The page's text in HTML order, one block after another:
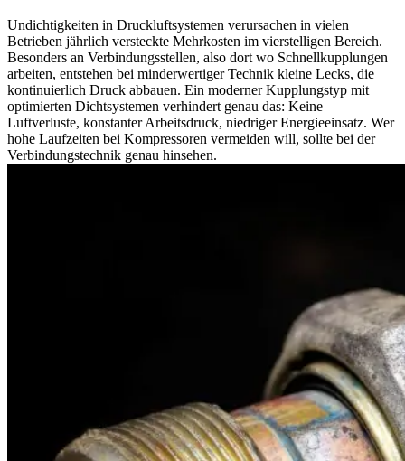
Undichtigkeiten in Druckluftsystemen verursachen in vielen
Betrieben jährlich versteckte Mehrkosten im vierstelligen Bereich.
Besonders an Verbindungsstellen, also dort wo Schnellkupplungen
arbeiten, entstehen bei minderwertiger Technik kleine Lecks, die
kontinuierlich Druck abbauen. Ein moderner Kupplungstyp mit
optimierten Dichtsystemen verhindert genau das: Keine
Luftverluste, konstanter Arbeitsdruck, niedriger Energieeinsatz. Wer
hohe Laufzeiten bei Kompressoren vermeiden will, sollte bei der
Verbindungstechnik genau hinsehen.